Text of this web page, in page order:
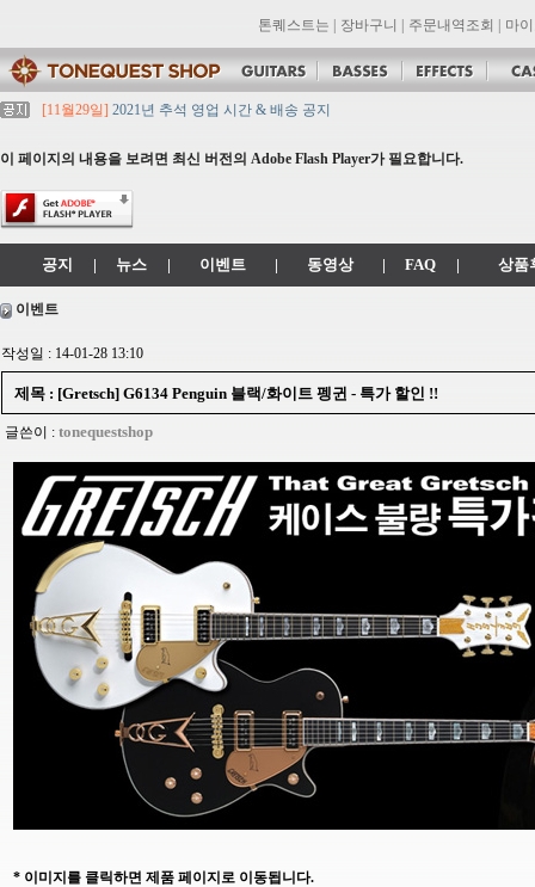
톤퀘스트는 장바구니 주문내역조회 마
[11월29일] 2021년 추석 영업 시간 & 배송 공지
[11월29일]2021년 설 영업 시간 & 배송 공지
[11월29일]
톤퀘스트 10월 휴무일 안내입니다.
이 페이지의 내용을 보려면 최신 버전의 Adobe Flash Player가 필요합니다.
공지 | 뉴스 | 이벤트 | 동영상 | FAQ | 상품
이벤트
작성일 : 14-01-28 13:10
제목 : [Gretsch] G6134 Penguin 블랙/화이트 펭귄 - 특가 할인 !!
글쓴이 : tonequestshop
* 이미지를 클릭하면 제품 페이지로 이동됩니다.